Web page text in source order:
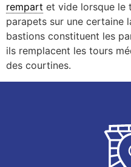
rempart et vide lorsque le
parapets sur une certaine
bastions constituent les
ils remplacent les tours
des courtines.